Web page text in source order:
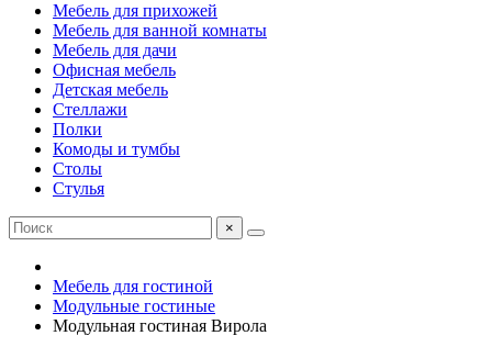
Мебель для прихожей
Мебель для ванной комнаты
Мебель для дачи
Офисная мебель
Детская мебель
Стеллажи
Полки
Комоды и тумбы
Столы
Стулья
×
Мебель для гостиной
Модульные гостиные
Модульная гостиная Вирола